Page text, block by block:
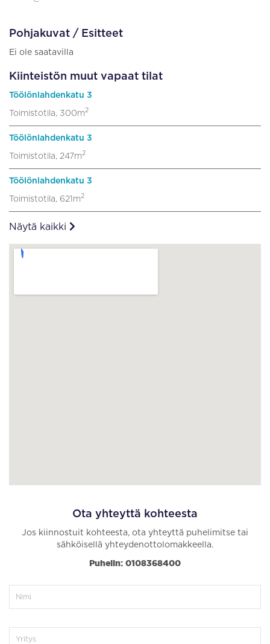
Pohjakuvat / Esitteet
Ei ole saatavilla
Kiinteistön muut vapaat tilat
Töölönlahdenkatu 3
Toimistotila, 300m2
Töölönlahdenkatu 3
Toimistotila, 247m2
Töölönlahdenkatu 3
Toimistotila, 621m2
Näytä kaikki
Ota yhteyttä kohteesta
Jos kiinnostuit kohteesta, ota yhteyttä puhelimitse tai
sähköisellä yhteydenottolomakkeella.
Puhelin: 0108368400